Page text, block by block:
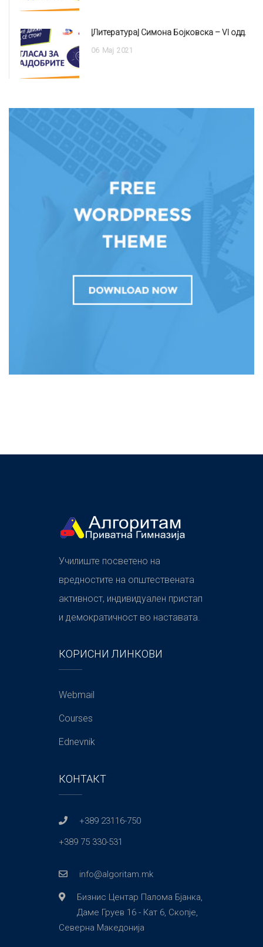
[Литература] Симона Бојковска – VI одд.
06 Мај 2021
Училиште посветено на
вредностите на општествената
активност, индивидуален пристап
и демократичност во наставата.
КОРИСНИ ЛИНКОВИ
Webmail
Courses
Ednevnik
КОНТАКТ
+389 23116-750
+389 75 330-531
info@algoritam.mk
Бизнис Центар Палома Бјанка,
Даме Груев 16 - Кат 6, Скопје,
Северна Македонија